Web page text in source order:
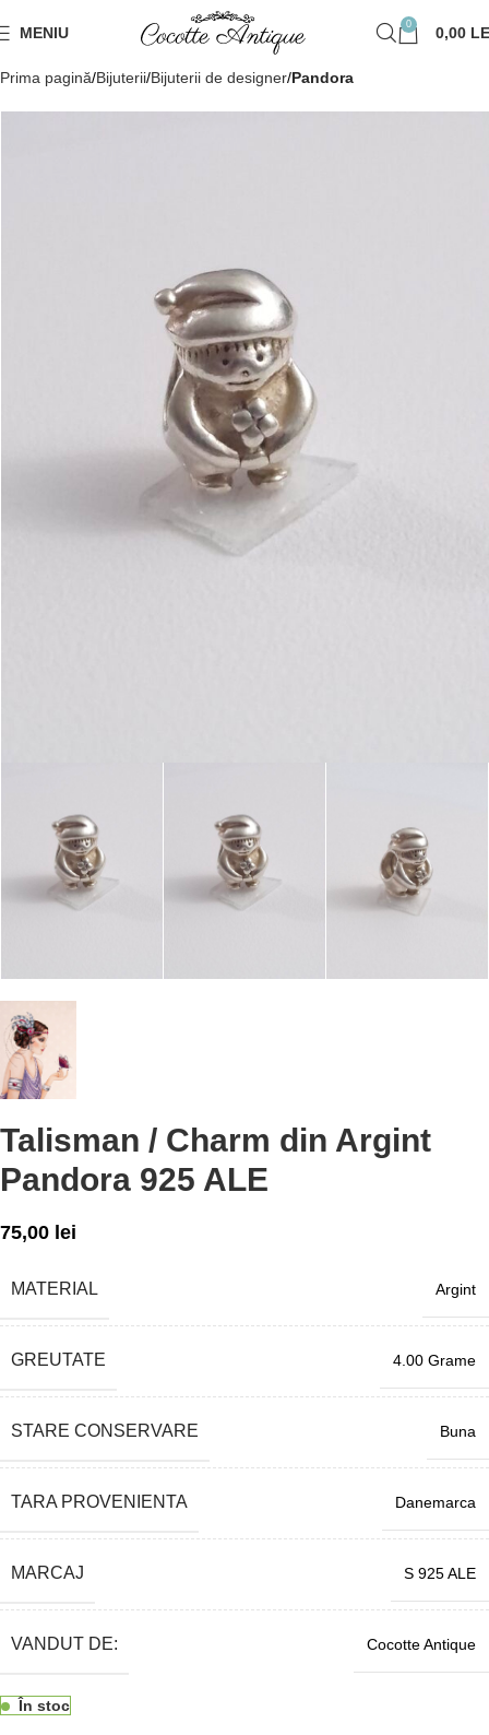
MENIU 0 0,00
Prima pagină Bijuterii Bijuterii de designer Pandora
Talisman / Charm din Argint
Pandora 925 ALE
75,00 lei
MATERIAL Argint
GREUTATE 4.00 Grame
STARE CONSERVARE Buna
TARA PROVENIENTA Danemarca
MARCAJ S 925 ALE
VANDUT DE: Cocotte Antique
În stoc